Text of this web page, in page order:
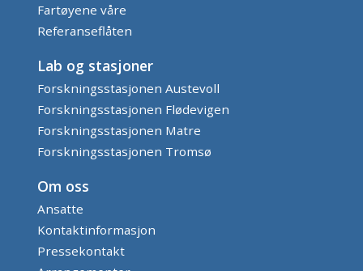
Fartøyene våre
Referanseflåten
Lab og stasjoner
Forskningsstasjonen Austevoll
Forskningsstasjonen Flødevigen
Forskningsstasjonen Matre
Forskningsstasjonen Tromsø
Om oss
Ansatte
Kontaktinformasjon
Pressekontakt